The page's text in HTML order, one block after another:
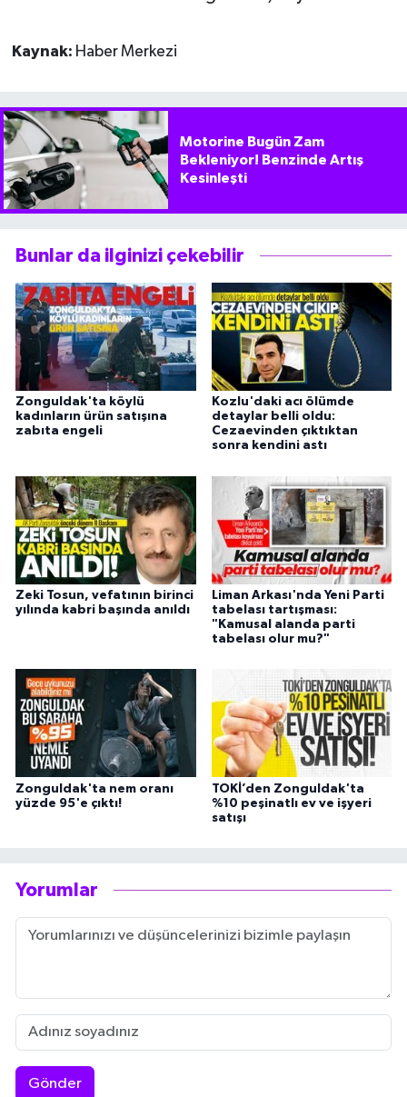
Kaynak: Haber Merkezi
Motorine Bugün Zam
Bekleniyor! Benzinde Artış
Kesinleşti
Bunlar da ilginizi çekebilir
Zonguldak'ta köylü
kadınların ürün satışına
zabıta engeli
Kozlu'daki acı ölümde
detaylar belli oldu:
Cezaevinden çıktıktan
sonra kendini astı
Zeki Tosun, vefatının birinci
yılında kabri başında anıldı
Liman Arkası'nda Yeni Parti
tabelası tartışması:
"Kamusal alanda parti
tabelası olur mu?"
Zonguldak'ta nem oranı
yüzde 95'e çıktı!
TOKİ’den Zonguldak'ta
%10 peşinatlı ev ve işyeri
satışı
Yorumlar
Gönder